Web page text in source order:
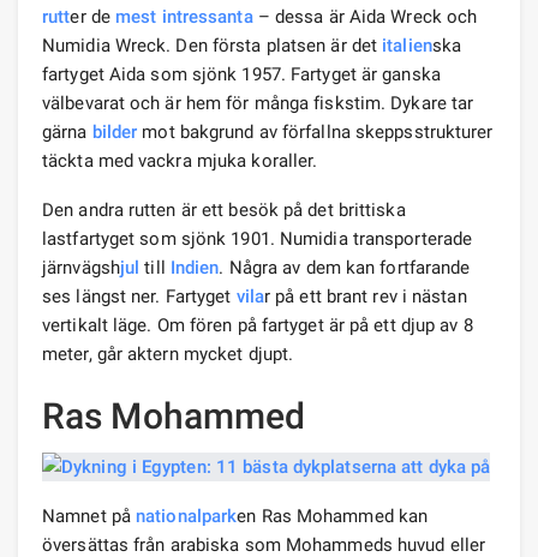
rutter de mest intressanta– dessa är Aida Wreck och
Numidia Wreck. Den första platsen är det italienska
fartyget Aida som sjönk 1957. Fartyget är ganska
välbevarat och är hem för många fiskstim. Dykare tar
gärna bilder mot bakgrund av förfallna skeppsstrukturer
täckta med vackra mjuka koraller.
Den andra rutten är ett besök på det brittiska
lastfartyget som sjönk 1901. Numidia transporterade
järnvägshjul till Indien. Några av dem kan fortfarande
ses längst ner. Fartyget vilar på ett brant rev i nästan
vertikalt läge. Om fören på fartyget är på ett djup av 8
meter, går aktern mycket djupt.
Ras Mohammed
Namnet på nationalparken Ras Mohammed kan
översättas från arabiska som Mohammeds huvud eller